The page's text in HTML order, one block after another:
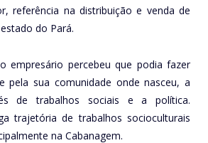
referência na distribuição e venda de
do Pará.
empresário percebeu que podia fazer
pela sua comunidade onde nasceu, a
de trabalhos sociais e a política.
trajetória de trabalhos socioculturais
na Cabanagem.